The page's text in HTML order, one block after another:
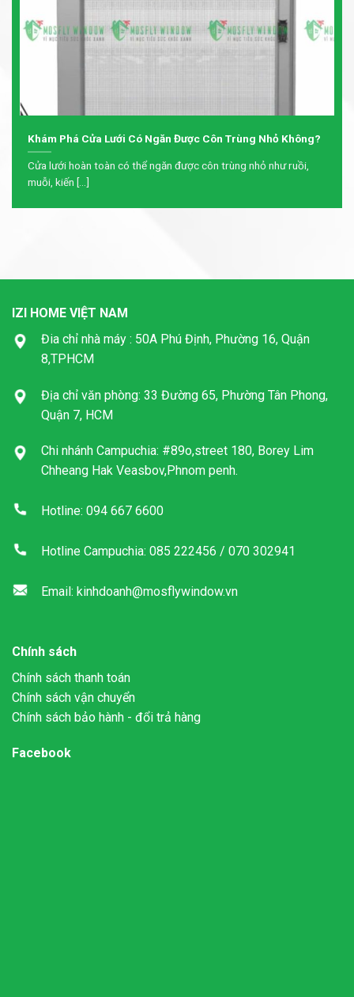
Khám Phá Cửa Lưới Có Ngăn Được Côn Trùng Nhỏ Không?
Cửa lưới hoàn toàn có thể ngăn được côn trùng nhỏ như ruồi,
muỗi, kiến [...]
IZI HOME VIỆT NAM
Đia chỉ nhà máy : 50A Phú Định, Phường 16, Quận
8,TPHCM
Địa chỉ văn phòng: 33 Đường 65, Phường Tân Phong,
Quận 7, HCM
Chi nhánh Campuchia: #89o,street 180, Borey Lim
Chheang Hak Veasbov,Phnom penh.
Hotline: 094 667 6600
Hotline Campuchia: 085 222456 / 070 302941
Email: kinhdoanh@mosflywindow.vn
Chính sách
Chính sách thanh toán
Chính sách vận chuyển
Chính sách bảo hành - đổi trả hàng
Facebook